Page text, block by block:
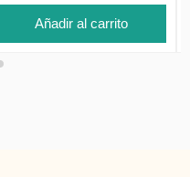
Añadir al carrito